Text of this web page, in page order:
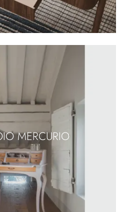
MERCURIO